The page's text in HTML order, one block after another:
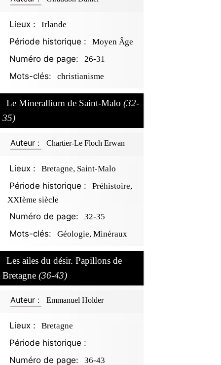
Lieux : Irlande
Période historique : Moyen Âge
Numéro de page: 26-31
Mots-clés: christianisme
Le Minerallium de Saint-Malo (32-
35)
Auteur : Chartier-Le Floch Erwan
Lieux : Bretagne, Saint-Malo
Période historique :
Préhistoire,
XXIème siècle
Numéro de page: 32-35
Mots-clés: Géologie, Minéraux
Les ailes du désir. Papillons de
Bretagne (36-43)
Auteur : Emmanuel Holder
Lieux : Bretagne
Période historique :
Numéro de page:
36-43